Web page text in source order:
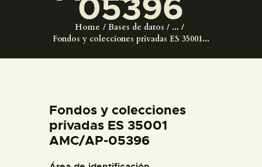
Home Bases de datos
...
Fondos y colecciones privadas ES 35001...
EL MUSEO
ESPAÑOL
Fondos y colecciones
privadas ES 35001
AMC/AP-05396